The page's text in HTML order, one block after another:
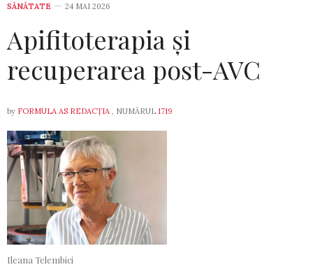
SĂNĂTATE 24 MAI 2026
Apifitoterapia și
recuperarea post-AVC
by FORMULA AS REDACȚIA , NUMĂRUL 1719
Ileana Telembici